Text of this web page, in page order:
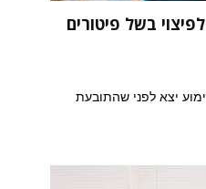
בשל פיטורים
יצא לפני שהתובעת